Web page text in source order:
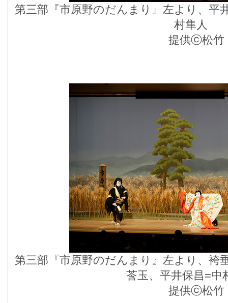
第三部『市原野のだんまり』左より、平
村隼人
提供ⓒ松竹
第三部『市原野のだんまり』左より、袴
莟玉、平井保昌=
提供ⓒ松竹